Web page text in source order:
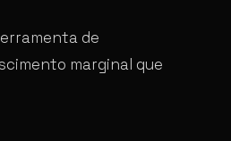
de
marginal que